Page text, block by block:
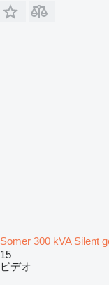
Somer 300 kVA Silent
15
ビデオ